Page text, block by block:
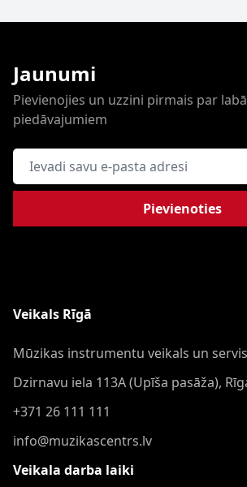
Jaunumi
Pievienojies un uzzini pirmais par
piedāvajumiem
E-pasta adrese
Pievienoties
Veikals Rīgā
Mūzikas instrumentu veikals un
Dzirnavu iela 113A (Upīša pasāža),
+371 26 111 111
info@muzikascentrs.lv
Veikala darba laiki